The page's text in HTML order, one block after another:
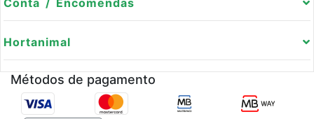
Conta / Encomendas
Hortanimal
Métodos de pagamento